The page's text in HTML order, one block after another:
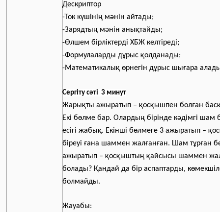
Дескриптор
-Ток күшінің мәнін айтады;
-Зарядтың мәнін анықтайды;
-Өлшем бірліктерді ХБЖ келтіреді;
-Формулаларды дұрыс қолданады;
-Математикалық өрнегін дұрыс шығара
Сергіту сәті 3 минут
Жарықты ажыратып – қосқышпен болған
Екі бөлме бар. Олардың бірінде кәдімгі шам
есігі жабық. Екінші бөлмеге 3 ажыратып –
біреуі ғана шаммен жалғанған. Шам тұрған
ажыратып – қосқыштың қайсысы шаммен
болады? Қандай да бір аспаптарды,
болмайды.
Жауабы: